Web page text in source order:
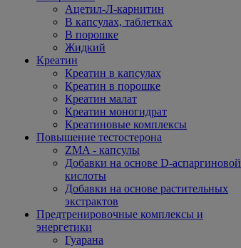
Ацетил-Л-карнитин
В капсулах, таблетках
В порошке
Жидкий
Креатин
Креатин в капсулах
Креатин в порошке
Креатин малат
Креатин моногидрат
Креатиновые комплексы
Повышение тестостерона
ZMA - капсулы
Добавки на основе D-аспаргиновой
кислоты
Добавки на основе растительных
экстрактов
Предтренировочные комплексы и
энергетики
Гуарана